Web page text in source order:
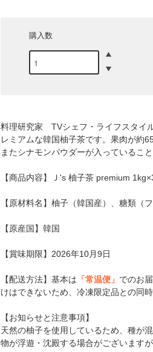
購入数
料理研究家 TVシェフ・ライフスタイ
レミアムな韓国柚子茶です。果肉が約
またシナモンパウダーが入っているこ
【商品内容】Ｊ's 柚子茶 premium
【原材料名】柚子（韓国産）、糖類（
【原産国】韓国
【賞味期限】2026年10月9日
【配送方法】基本は 「常温便」 でのお
けはできないため、冷凍限定品との同
【お知らせと注意事項】
天然の柚子を使用しているため、種が
物が浮遊・沈殿する場合がございます